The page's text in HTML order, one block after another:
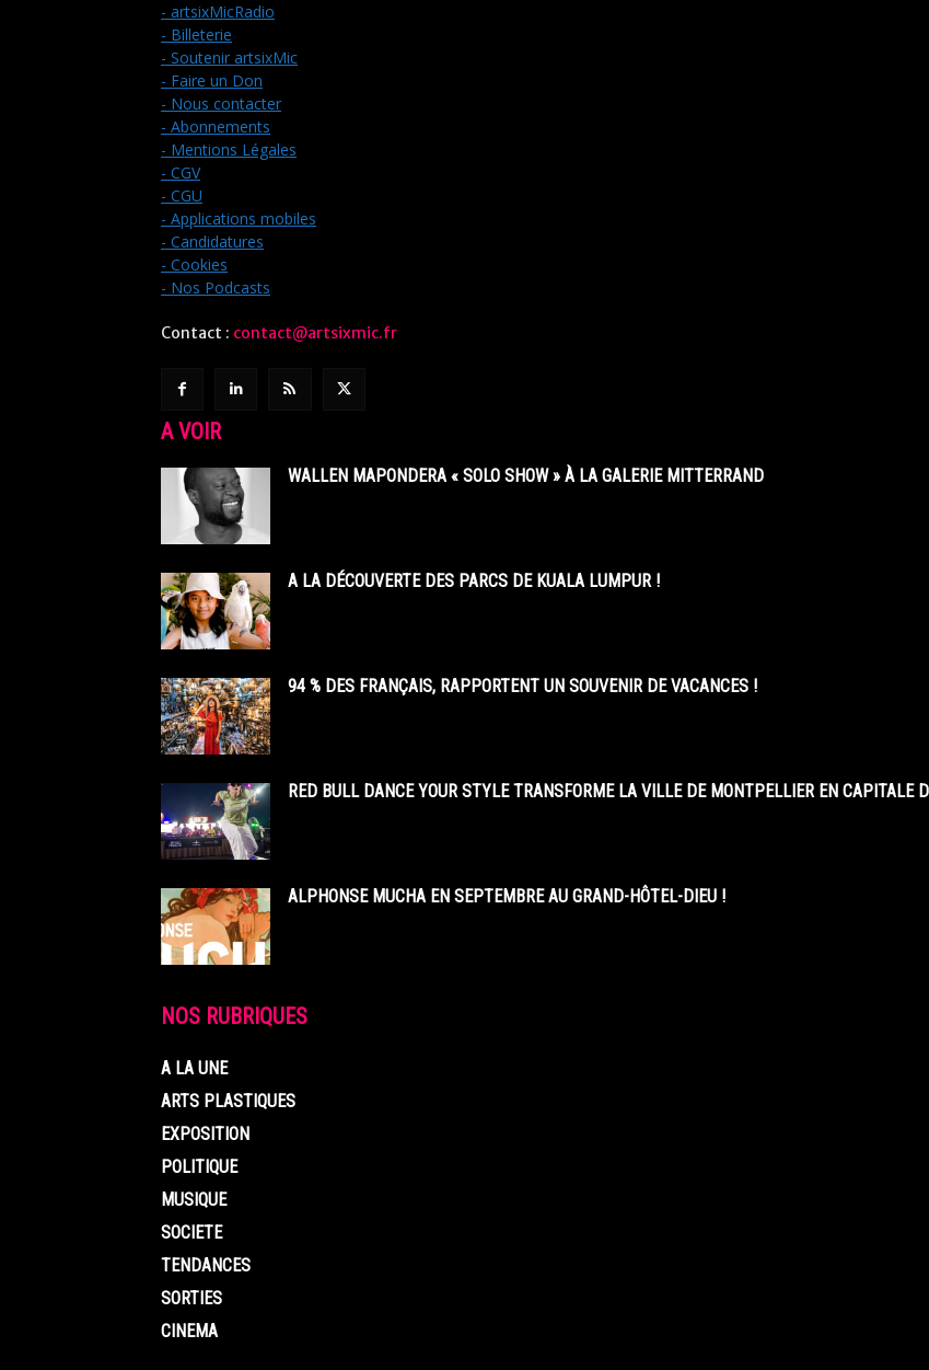
- artsixMicRadio
- Billeterie
- Soutenir artsixMic
- Faire un Don
- Nous contacter
- Abonnements
- Mentions Légales
- CGV
- CGU
- Applications mobiles
- Candidatures
- Cookies
- Nos Podcasts
Contact : contact@artsixmic.fr
A VOIR
WALLEN MAPONDERA « SOLO SHOW » À LA GALERIE MITTERRAND
A LA DÉCOUVERTE DES PARCS DE KUALA LUMPUR !
94 % DES FRANÇAIS, RAPPORTENT UN SOUVENIR DE VACANCES !
RED BULL DANCE YOUR STYLE TRANSFORME LA VILLE DE MONTPELLIER EN CAPITALE
ALPHONSE MUCHA EN SEPTEMBRE AU GRAND-HÔTEL-DIEU !
NOS RUBRIQUES
A LA UNE
ARTS PLASTIQUES
EXPOSITION
POLITIQUE
MUSIQUE
SOCIETE
TENDANCES
SORTIES
CINEMA